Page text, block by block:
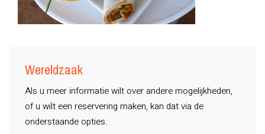
Wereldzaak
Als u meer informatie wilt over andere mogelijkheden,
of u wilt een reservering maken, kan dat via de
onderstaande opties.